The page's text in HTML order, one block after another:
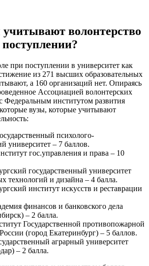
волонтерство
при поступлении в университет как
из 271 высших образовательных
а 160 организаций нет. Опираясь
Ассоциацией волонтерских
Федеральным институтом развития
вузы, которые учитывают
психолого-
университет – 7 баллов.
гос.управления и права – 10
государственный университет
технологий и дизайна – 4 балла.
институт искусств и реставрации
финансов и банковского дела
– 2 балла.
Государственной противопожарной
(город Екатеринбург) – 5 баллов.
аграрный университет
– 2 балла.